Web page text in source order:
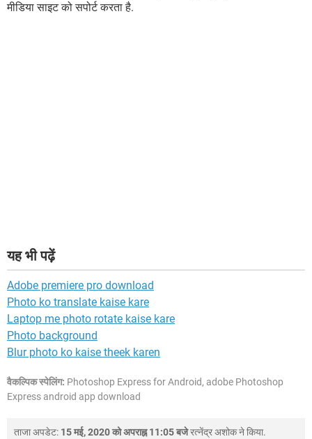
मीडिया साइट को सपोर्ट करता है.
यह भी पढ़ें
Adobe premiere pro download
Photo ko translate kaise kare
Laptop me photo rotate kaise kare
Photo background
Blur photo ko kaise theek karen
वैकल्पिक स्पेलिंग: Photoshop Express for Android, adobe Photoshop
Express android app download
ताजा अपडेट: 15 मई, 2020 को अपराह्न 11:05 बजेरत्नेंद्र अशोकने किया.